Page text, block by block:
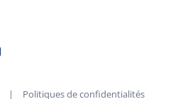
| Politiques de confidentialités